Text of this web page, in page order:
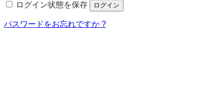
ログイン状態を保存
ログイン
パスワードをお忘れですか ?